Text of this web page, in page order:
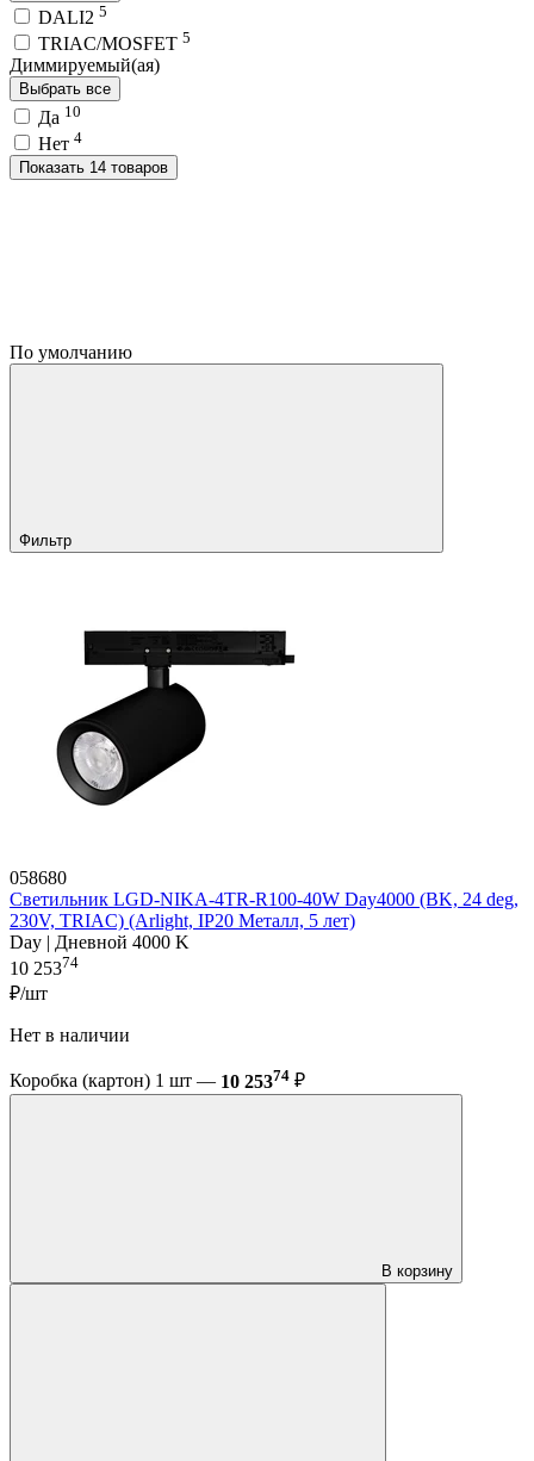
DALI2 5
TRIAC/MOSFET 5
Диммируемый(ая)
Выбрать все
Да 10
Нет 4
Показать 14 товаров
По умолчанию
Фильтр
058680
Светильник LGD-NIKA-4TR-R100-40W Day4000 (BK, 24 deg,
230V, TRIAC) (Arlight, IP20 Металл, 5 лет)
Day | Дневной 4000 K
10 25374
₽/шт
Нет в наличии
Коробка (картон) 1 шт — 10 25374 ₽
В корзину